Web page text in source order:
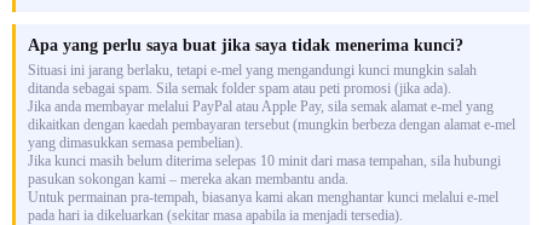
Apa yang perlu saya buat jika saya tidak menerima kunci?
Situasi ini jarang berlaku, tetapi e-mel yang mengandungi kunci mungkin salah
ditanda sebagai spam. Sila semak folder spam atau peti promosi (jika ada).
Jika anda membayar melalui PayPal atau Apple Pay, sila semak alamat e-mel yang
dikaitkan dengan kaedah pembayaran tersebut (mungkin berbeza dengan alamat e-mel
yang dimasukkan semasa pembelian).
Jika kunci masih belum diterima selepas 10 minit dari masa tempahan, sila hubungi
pasukan sokongan kami – mereka akan membantu anda.
Untuk permainan pra-tempah, biasanya kami akan menghantar kunci melalui e-mel
pada hari ia dikeluarkan (sekitar masa apabila ia menjadi tersedia).